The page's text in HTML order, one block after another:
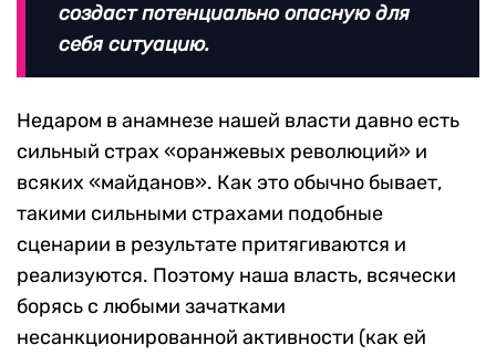
создаст потенциально опасную для
себя ситуацию.
Недаром в анамнезе нашей власти давно есть
сильный страх «оранжевых революций» и
всяких «майданов». Как это обычно бывает,
такими сильными страхами подобные
сценарии в результате притягиваются и
реализуются. Поэтому наша власть, всячески
борясь с любыми зачатками
несанкционированной активности (как ей